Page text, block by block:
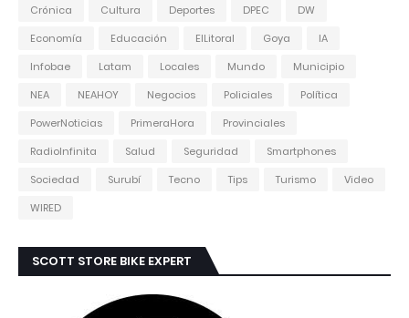
Crónica
Cultura Deportes DPEC
DW
Economía
Educación ElLitoral Goya
IA
Infobae
Latam Locales Mundo
Municipio
NEA
NEAHOY Negocios Policiales
Política
PowerNoticias
PrimeraHora
Provinciales
RadioInfinita
Salud Seguridad
Smartphones
Sociedad
Surubí Tecno Tips Turismo
Video
WIRED
SCOTT STORE BIKE EXPERT